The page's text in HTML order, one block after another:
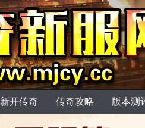
新开传奇 传奇攻略 版本测